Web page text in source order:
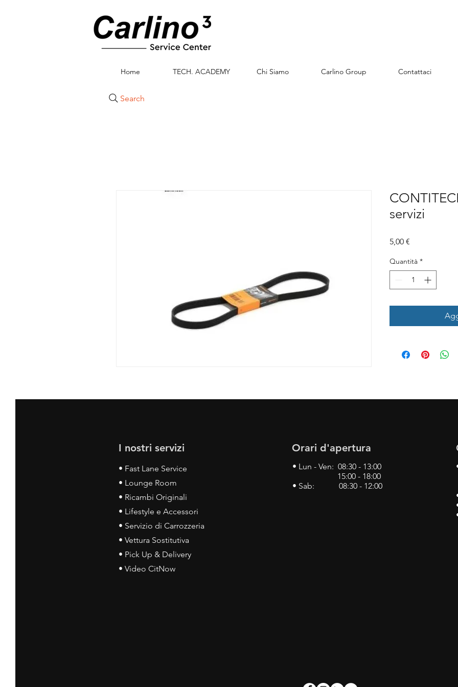
Home TECH. ACADEMY Chi Siamo Carlino Group Contattaci
Search
servizi
5,00 €
Quantità *
I nostri servizi
• Fast Lane Service
• Lounge Room
• Ricambi Originali
• Lifestyle e Accessori
• Servizio di Carrozzeria
• Vettura Sostitutiva
• Pick Up & Delivery
• Video CitNow
Orari d'apertura
• Lun - Ven: 08:30 - 13:00
15:00 - 18:00
• Sab: 08:30 - 12:00